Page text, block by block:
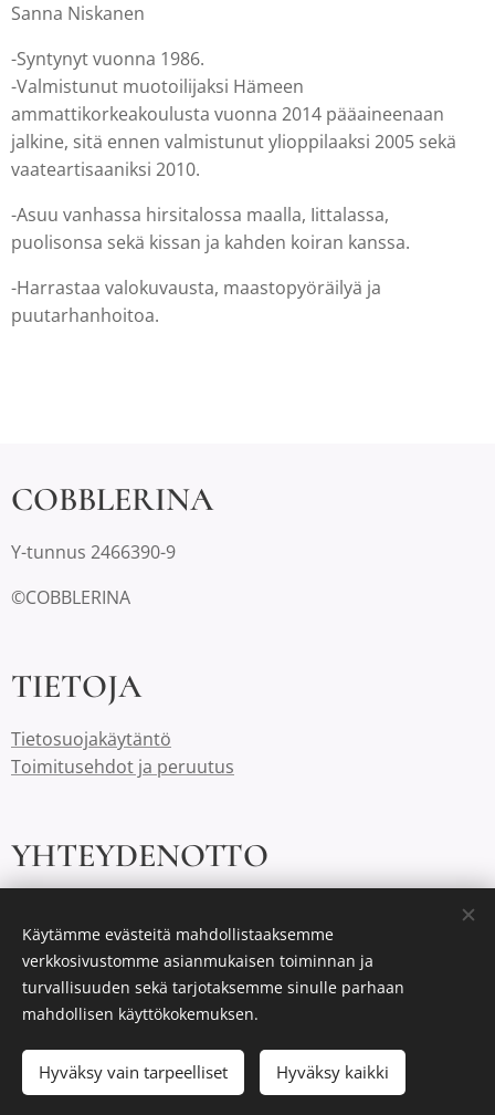
Sanna Niskanen
-Syntynyt vuonna 1986.
-Valmistunut muotoilijaksi Hämeen
ammattikorkeakoulusta vuonna 2014 pääaineenaan
jalkine, sitä ennen valmistunut ylioppilaaksi 2005 sekä
vaateartisaaniksi 2010.
​-Asuu vanhassa hirsitalossa maalla, Iittalassa,
puolisonsa sekä kissan ja kahden koiran kanssa.
​-Harrastaa valokuvausta, maastopyöräilyä ja
puutarhanhoitoa.
COBBLERINA
Y-tunnus 2466390-9
©COBBLERINA
TIETOJA
Tietosuojakäytäntö
Toimitusehdot ja peruutus
YHTEYDENOTTO
0400 486 824
Cobblerinalla on Suomessa aina ilmaiset toimituskulut.
Luotu Webnodella Evästeet
Käytämme evästeitä mahdollistaaksemme
verkkosivustomme asianmukaisen toiminnan ja
turvallisuuden sekä tarjotaksemme sinulle parhaan
mahdollisen käyttökokemuksen.
Hyväksy vain tarpeelliset Hyväksy kaikki